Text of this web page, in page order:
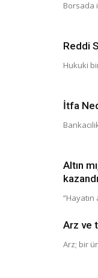
Borsada
Reddi
Hukuki
İtfa
Altın
Arz ve
Arz; bir